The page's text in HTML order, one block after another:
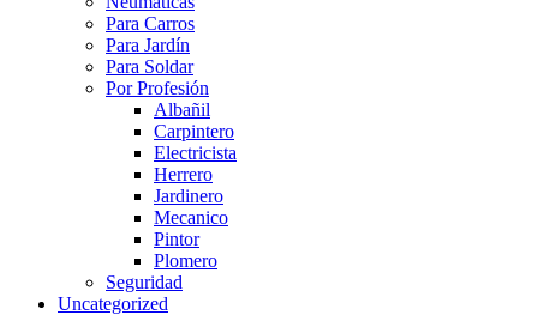
Para Carros
Para Jardín
Para Soldar
Por Profesión
Albañil
Carpintero
Electricista
Herrero
Jardinero
Mecanico
Pintor
Plomero
Seguridad
Uncategorized